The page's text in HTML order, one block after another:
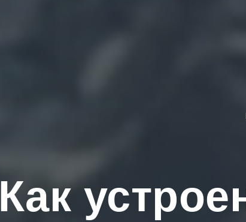
Как